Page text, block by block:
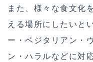
また、様々な食文化
える場所にしたいと
ー・ベジタリアン・
ン・ハラルなどに対